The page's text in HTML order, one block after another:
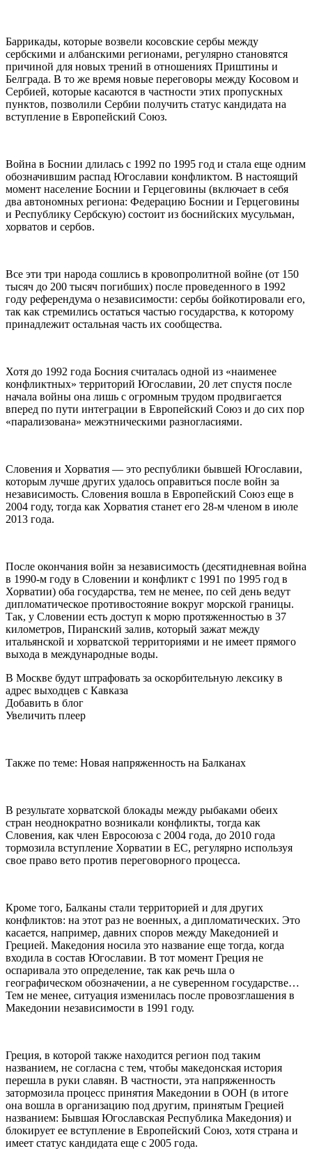
Баррикады, которые возвели косовские сербы между
сербскими и албанскими регионами, регулярно становятся
причиной для новых трений в отношениях Приштины и
Белграда. В то же время новые переговоры между Косовом и
Сербией, которые касаются в частности этих пропускных
пунктов, позволили Сербии получить статус кандидата на
вступление в Европейский Союз.
Война в Боснии длилась с 1992 по 1995 год и стала еще одним
обозначившим распад Югославии конфликтом. В настоящий
момент население Боснии и Герцеговины (включает в себя
два автономных региона: Федерацию Боснии и Герцеговины
и Республику Сербскую) состоит из боснийских мусульман,
хорватов и сербов.
Все эти три народа сошлись в кровопролитной войне (от 150
тысяч до 200 тысяч погибших) после проведенного в 1992
году референдума о независимости: сербы бойкотировали его,
так как стремились остаться частью государства, к которому
принадлежит остальная часть их сообщества.
Хотя до 1992 года Босния считалась одной из «наименее
конфликтных» территорий Югославии, 20 лет спустя после
начала войны она лишь с огромным трудом продвигается
вперед по пути интеграции в Европейский Союз и до сих пор
«парализована» межэтническими разногласиями.
Словения и Хорватия — это республики бывшей Югославии,
которым лучше других удалось оправиться после войн за
независимость. Словения вошла в Европейский Союз еще в
2004 году, тогда как Хорватия станет его 28-м членом в июле
2013 года.
После окончания войн за независимость (десятидневная война
в 1990-м году в Словении и конфликт с 1991 по 1995 год в
Хорватии) оба государства, тем не менее, по сей день ведут
дипломатическое противостояние вокруг морской границы.
Так, у Словении есть доступ к морю протяженностью в 37
километров, Пиранский залив, который зажат между
итальянской и хорватской территориями и не имеет прямого
выхода в международные воды.
В Москве будут штрафовать за оскорбительную лексику в
адрес выходцев с Кавказа
Добавить в блог
Увеличить плеер
Также по теме: Новая напряженность на Балканах
В результате хорватской блокады между рыбаками обеих
стран неоднократно возникали конфликты, тогда как
Словения, как член Евросоюза с 2004 года, до 2010 года
тормозила вступление Хорватии в ЕС, регулярно используя
свое право вето против переговорного процесса.
Кроме того, Балканы стали территорией и для других
конфликтов: на этот раз не военных, а дипломатических. Это
касается, например, давних споров между Македонией и
Грецией. Македония носила это название еще тогда, когда
входила в состав Югославии. В тот момент Греция не
оспаривала это определение, так как речь шла о
географическом обозначении, а не суверенном государстве…
Тем не менее, ситуация изменилась после провозглашения в
Македонии независимости в 1991 году.
Греция, в которой также находится регион под таким
названием, не согласна с тем, чтобы македонская история
перешла в руки славян. В частности, эта напряженность
затормозила процесс принятия Македонии в ООН (в итоге
она вошла в организацию под другим, принятым Грецией
названием: Бывшая Югославская Республика Македония) и
блокирует ее вступление в Европейский Союз, хотя страна и
имеет статус кандидата еще с 2005 года.